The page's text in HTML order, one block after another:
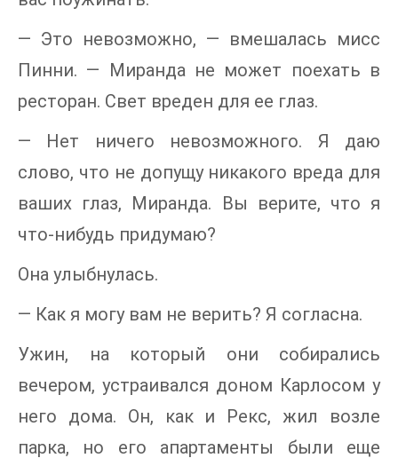
— Это невозможно, — вмешалась мисс
Пинни. — Миранда не может поехать в
ресторан. Свет вреден для ее глаз.
— Нет ничего невозможного. Я даю
слово, что не допущу никакого вреда для
ваших глаз, Миранда. Вы верите, что я
что-нибудь придумаю?
Она улыбнулась.
— Как я могу вам не верить? Я согласна.
Ужин, на который они собирались
вечером, устраивался доном Карлосом у
него дома. Он, как и Рекс, жил возле
парка, но его апартаменты были еще